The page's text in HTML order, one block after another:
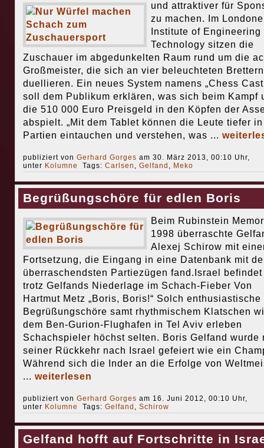
und attraktiver für
zu machen. Im
Institute of Engineering
Technology sitzen die
Zuschauer im abgedunkelten Raum rund um die
Großmeister, die sich an vier beleuchteten Brettern
duellieren. Ein neues System namens „Chess
soll dem Publikum erklären, was sich beim Kampf
die 510 000 Euro Preisgeld in den Köpfen der
abspielt. „Mit dem Tablet können die Leute tiefer
Partien eintauchen und verstehen, was ...
publiziert von Gerhard Gorges am 30. März 2013, 00:10 Uhr,
unter Kolumne Tags: Carlsen , Gelfand , Meko
Begrüßungschöre für edlen Boris
Beim Rubinstein
1998 überraschte
Alexej Schirow mit
Fortsetzung, die Eingang in eine Datenbank mit
überraschendsten Partiezügen fand.Israel
trotz Gelfands Niederlage im Schach-Fieber Von
Hartmut Metz „Boris, Boris!“ Solch enthusiastische
Begrüßungschöre samt rhythmischem Klatschen
dem Ben-Gurion-Flughafen in Tel Aviv erleben
Schachspieler höchst selten. Boris Gelfand wurde
seiner Rückkehr nach Israel gefeiert wie ein
Während sich die Inder an die Erfolge von
... weiterlesen
publiziert von Gerhard Gorges am 16. Juni 2012, 00:10 Uhr,
unter Kolumne Tags: Gelfand , Schirow
Gelfand hofft auf Fortschritte in